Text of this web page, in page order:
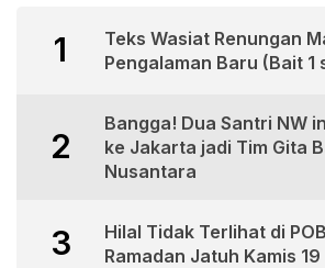
1
Teks Wasiat Renungan
Pengalaman Baru (Bait 1
2
Bangga! Dua Santri NW
ke Jakarta jadi Tim Gita
Nusantara
3
Hilal Tidak Terlihat di
Ramadan Jatuh Kamis